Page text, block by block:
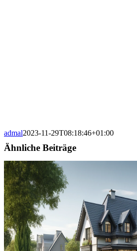
admal2023-11-29T08:18:46+01:00
Ähnliche Beiträge